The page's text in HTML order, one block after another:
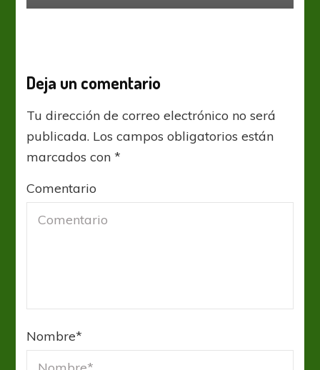
Deja un comentario
Tu dirección de correo electrónico no será
publicada. Los campos obligatorios están
marcados con*
Comentario
Nombre*